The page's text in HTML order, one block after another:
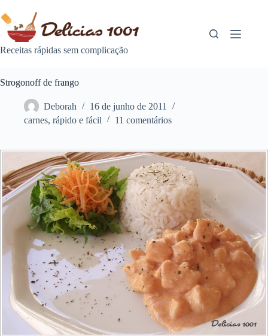
para
conteúdo
Receitas rápidas sem complicação
Strogonoff de frango
Deborah
16 de junho de 2011
carnes, rápido e fácil 11 comentários